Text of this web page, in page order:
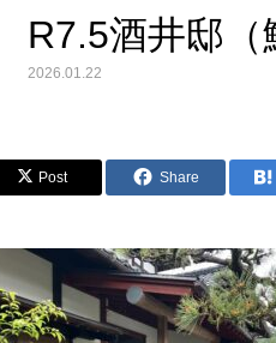
R7.5酒井邸
2026.01.22
Post Share